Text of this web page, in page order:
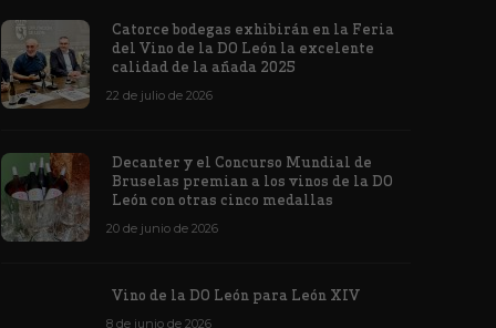
Vino de la DO León para León XIV
junio de 2026 1171
Catorce bodegas exhibirán en la Feria
del Vino de la DO León la excelente
calidad de la añada 2025
22 de julio de 2026
Decanter y el Concurso Mundial de
Bruselas premian a los vinos de la DO
León con otras cinco medallas
20 de junio de 2026
Vino de la DO León para León XIV
8 de junio de 2026